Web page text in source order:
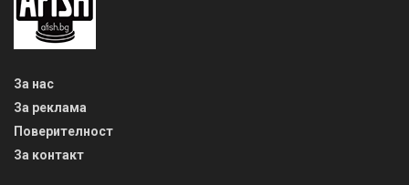
За нас
За реклама
Поверителност
За контакт